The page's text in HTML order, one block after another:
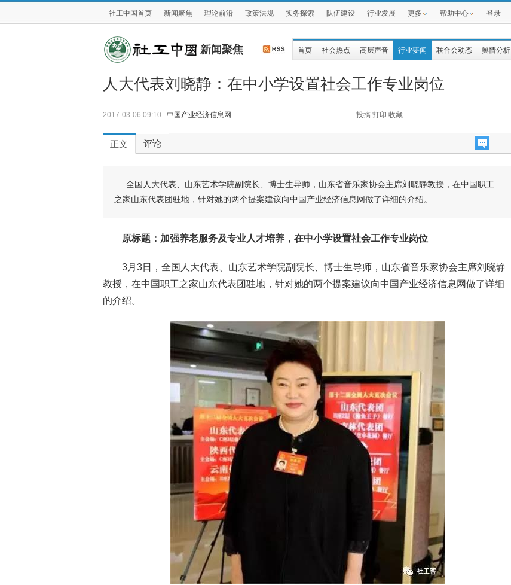
社工中国首页 新闻聚焦 理论前沿 政策法规 实务探索 队伍建设 行业发展 更多 帮助中心 登录
新闻聚焦 首页 社会热点 高层声音 行业要闻 联合会动态 舆情分析
人大代表刘晓静：在中小学设置社会工作专业岗位
2017-03-06 09:10 中国产业经济信息网 投搞 打印 收藏
正文 评论
全国人大代表、山东艺术学院副院长、博士生导师，山东省音乐家协会主席刘晓静教授，在中国职工
之家山东代表团驻地，针对她的两个提案建议向中国产业经济信息网做了详细的介绍。
原标题：加强养老服务及专业人才培养，在中小学设置社会工作专业岗位
3月3日，全国人大代表、山东艺术学院副院长、博士生导师，山东省音乐家协会主席刘晓静
教授，在中国职工之家山东代表团驻地，针对她的两个提案建议向中国产业经济信息网做了详细
的介绍。